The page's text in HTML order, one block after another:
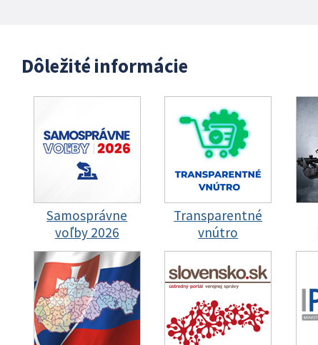
Dôležité informácie
Samosprávne
voľby 2026
Transparentné
vnútro